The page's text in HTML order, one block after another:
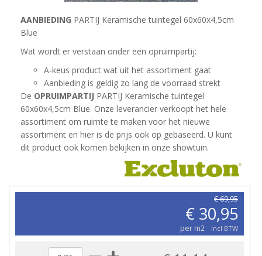
AANBIEDING PARTIJ Keramische tuintegel 60x60x4,5cm
Blue
Wat wordt er verstaan onder een opruimpartij:
A-keus product wat uit het assortiment gaat
Aanbieding is geldig zo lang de voorraad strekt
De OPRUIMPARTIJ PARTIJ Keramische tuintegel
60x60x4,5cm Blue. Onze leverancier verkoopt het hele
assortiment om ruimte te maken voor het nieuwe
assortiment en hier is de prijs ook op gebaseerd. U kunt
dit product ook komen bekijken in onze showtuin.
€ 69,95
€ 30,95
per m2 incl BTW